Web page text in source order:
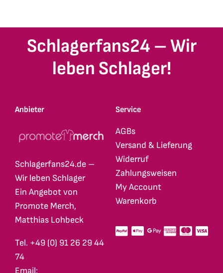
Schlagerfans24 – Wir
leben Schlager!
Anbieter
Schlagerfans24.de –
Wir leben Schlager
Ein Angebot von
Promote Merch,
Matthias Lohbeck
Tel. +49 (0) 91 26 29 44
74
Service
AGBs
Versand & Lieferung
Widerruf
Zahlungsweisen
My Account
Warenkorb